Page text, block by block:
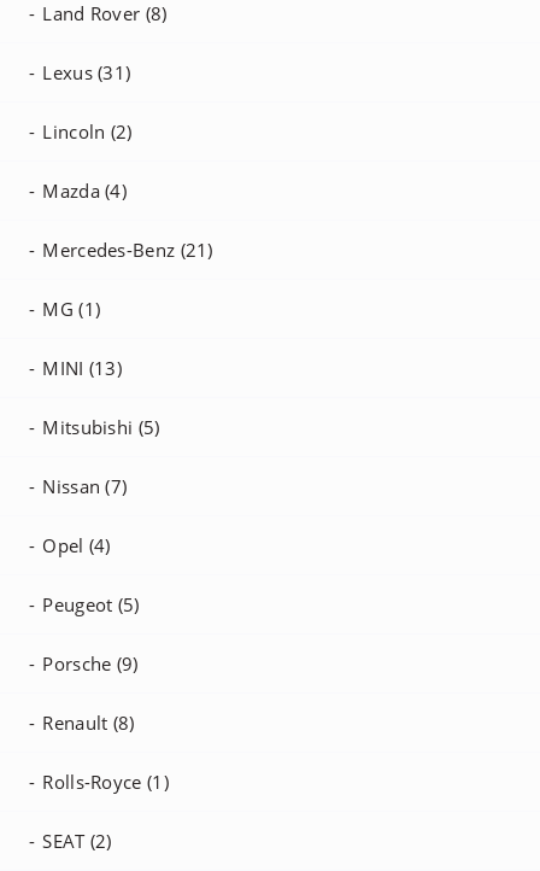
Land Rover (8)
Lexus (31)
Lincoln (2)
Mazda (4)
Mercedes-Benz (21)
MG (1)
MINI (13)
Mitsubishi (5)
Nissan (7)
Opel (4)
Peugeot (5)
Porsche (9)
Renault (8)
Rolls-Royce (1)
SEAT (2)